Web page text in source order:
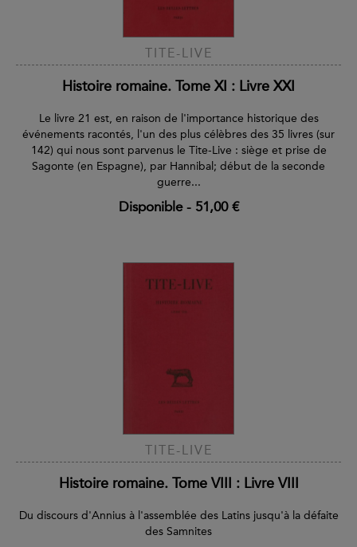
TITE-LIVE
Histoire romaine. Tome XI : Livre XXI
Le livre 21 est, en raison de l'importance historique des
événements racontés, l'un des plus célèbres des 35 livres (sur
142) qui nous sont parvenus le Tite-Live : siège et prise de
Sagonte (en Espagne), par Hannibal; début de la seconde
guerre...
Disponible- 51,00 €
TITE-LIVE
Histoire romaine. Tome VIII : Livre VIII
Du discours d'Annius à l'assemblée des Latins jusqu'à la défaite
des Samnites